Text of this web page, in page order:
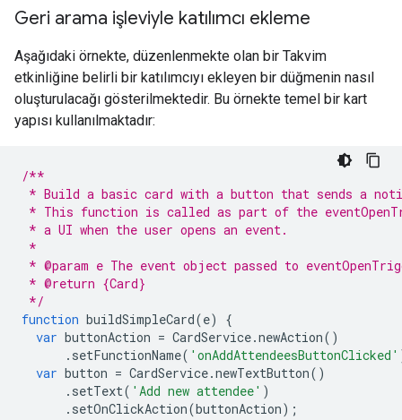
Geri arama işleviyle katılımcı ekleme
Aşağıdaki örnekte, düzenlenmekte olan bir Takvim
etkinliğine belirli bir katılımcıyı ekleyen bir düğmenin nasıl
oluşturulacağı gösterilmektedir. Bu örnekte temel bir kart
yapısı kullanılmaktadır:
/**
* Build a basic card with a button that sends a
* This function is called as part of the
* a UI when the user opens an event.
*
* @param e The event object passed to
* @return {Card}
*/
function buildSimpleCard(e)
{
var buttonAction = CardService.newAction()
. setFunctionName( 'onAddAttendeesButtonClicked'
var button = CardService.newTextButton()
. setText( 'Add new attendee' )
. setOnClickAction(buttonAction);